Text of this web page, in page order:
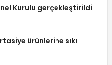
Kurulu gerçekleştirildi
ürünlerine sıkı